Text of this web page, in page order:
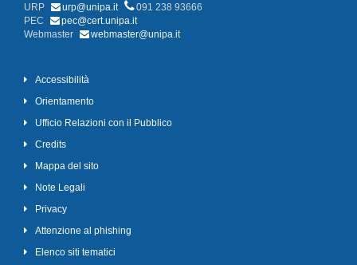
URP
urp@unipa.it
091 238 93666
PEC
pec@cert.unipa.it
Webmaster
webmaster@unipa.it
Accessibilità
Orientamento
Ufficio Relazioni con il Pubblico
Credits
Mappa del sito
Note Legali
Privacy
Attenzione al phishing
Elenco siti tematici